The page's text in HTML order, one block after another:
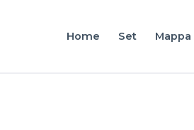
Home Set Mappa